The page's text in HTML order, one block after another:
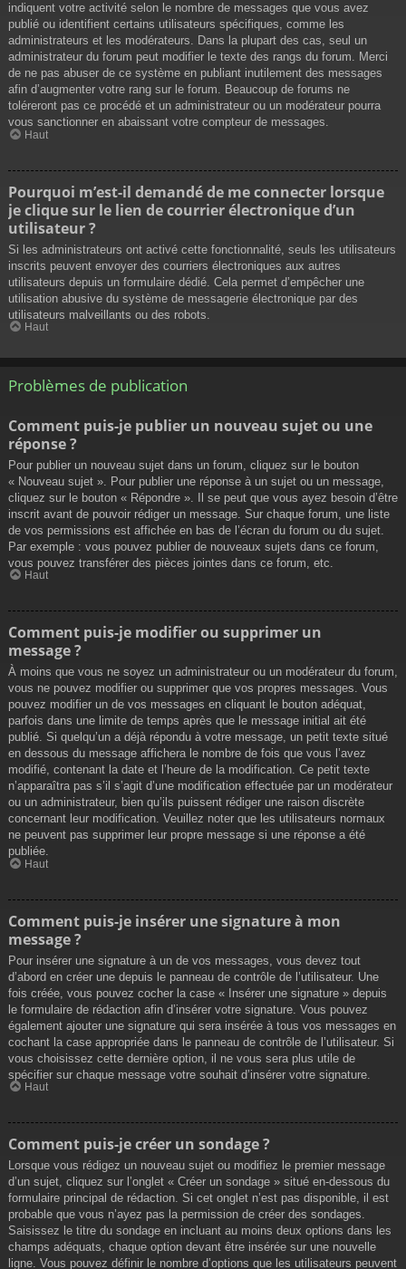
indiquent votre activité selon le nombre de messages que vous avez
publié ou identifient certains utilisateurs spécifiques, comme les
administrateurs et les modérateurs. Dans la plupart des cas, seul un
administrateur du forum peut modifier le texte des rangs du forum. Merci
de ne pas abuser de ce système en publiant inutilement des messages
afin d’augmenter votre rang sur le forum. Beaucoup de forums ne
toléreront pas ce procédé et un administrateur ou un modérateur pourra
vous sanctionner en abaissant votre compteur de messages.
Haut
Pourquoi m’est-il demandé de me connecter lorsque
je clique sur le lien de courrier électronique d’un
utilisateur ?
Si les administrateurs ont activé cette fonctionnalité, seuls les utilisateurs
inscrits peuvent envoyer des courriers électroniques aux autres
utilisateurs depuis un formulaire dédié. Cela permet d’empêcher une
utilisation abusive du système de messagerie électronique par des
utilisateurs malveillants ou des robots.
Haut
Problèmes de publication
Comment puis-je publier un nouveau sujet ou une
réponse ?
Pour publier un nouveau sujet dans un forum, cliquez sur le bouton
« Nouveau sujet ». Pour publier une réponse à un sujet ou un message,
cliquez sur le bouton « Répondre ». Il se peut que vous ayez besoin d’être
inscrit avant de pouvoir rédiger un message. Sur chaque forum, une liste
de vos permissions est affichée en bas de l’écran du forum ou du sujet.
Par exemple : vous pouvez publier de nouveaux sujets dans ce forum,
vous pouvez transférer des pièces jointes dans ce forum, etc.
Haut
Comment puis-je modifier ou supprimer un
message ?
À moins que vous ne soyez un administrateur ou un modérateur du forum,
vous ne pouvez modifier ou supprimer que vos propres messages. Vous
pouvez modifier un de vos messages en cliquant le bouton adéquat,
parfois dans une limite de temps après que le message initial ait été
publié. Si quelqu’un a déjà répondu à votre message, un petit texte situé
en dessous du message affichera le nombre de fois que vous l’avez
modifié, contenant la date et l’heure de la modification. Ce petit texte
n’apparaîtra pas s’il s’agit d’une modification effectuée par un modérateur
ou un administrateur, bien qu’ils puissent rédiger une raison discrète
concernant leur modification. Veuillez noter que les utilisateurs normaux
ne peuvent pas supprimer leur propre message si une réponse a été
publiée.
Haut
Comment puis-je insérer une signature à mon
message ?
Pour insérer une signature à un de vos messages, vous devez tout
d’abord en créer une depuis le panneau de contrôle de l’utilisateur. Une
fois créée, vous pouvez cocher la case « Insérer une signature » depuis
le formulaire de rédaction afin d’insérer votre signature. Vous pouvez
également ajouter une signature qui sera insérée à tous vos messages en
cochant la case appropriée dans le panneau de contrôle de l’utilisateur. Si
vous choisissez cette dernière option, il ne vous sera plus utile de
spécifier sur chaque message votre souhait d’insérer votre signature.
Haut
Comment puis-je créer un sondage ?
Lorsque vous rédigez un nouveau sujet ou modifiez le premier message
d’un sujet, cliquez sur l’onglet « Créer un sondage » situé en-dessous du
formulaire principal de rédaction. Si cet onglet n’est pas disponible, il est
probable que vous n’ayez pas la permission de créer des sondages.
Saisissez le titre du sondage en incluant au moins deux options dans les
champs adéquats, chaque option devant être insérée sur une nouvelle
ligne. Vous pouvez définir le nombre d’options que les utilisateurs peuvent